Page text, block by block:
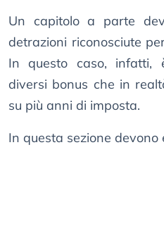
Un capitolo a parte
detrazioni riconosciute
In questo caso, infatti,
diversi bonus che in
su più anni di imposta.
In questa sezione devono